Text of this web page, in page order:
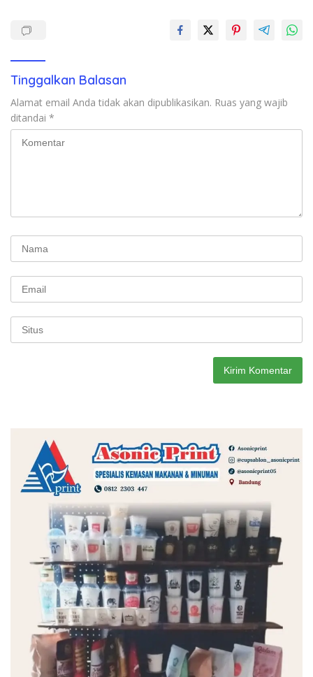
Tinggalkan Balasan
Alamat email Anda tidak akan dipublikasikan. Ruas yang wajib
ditandai *